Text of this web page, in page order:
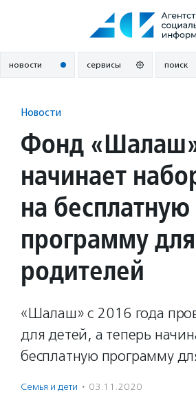
новости сервисы поиск
Новости
Фонд
начинает
на бесплатную
программу для
родителей
«Шалаш» с 2016 года
для детей, а теперь
бесплатную программу
Семья и дети · 03.11.2020